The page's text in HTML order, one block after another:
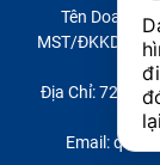
chóng,
Để tạo được
trung tâm
dịch vụ mà
Tên Doanh
MST/ĐKKD/
Địa Chỉ: 721
Email: